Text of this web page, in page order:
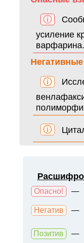
ⓘ
усиление
варфарина.
ⓘ
ⓘ
Опасно! —
Негатив —
Позитив —